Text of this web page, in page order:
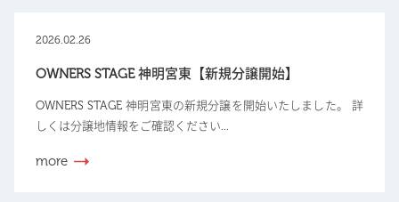
2026.02.26
OWNERS STAGE 神明宮東【新規分譲開始】
OWNERS STAGE 神明宮東の新規分譲を開始いたしました。 詳
しくは分譲地情報をご確認ください...
more